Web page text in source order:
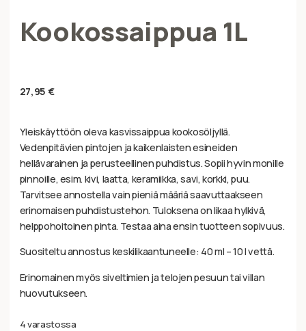
Kookossaippua 1L
27,95 €
Yleiskäyttöön oleva kasvissaippua kookosöljyllä.
Vedenpitävien pintojen ja kaikenlaisten esineiden
hellävarainen ja perusteellinen puhdistus. Sopii hyvin monille
pinnoille, esim. kivi, laatta, keramiikka, savi, korkki, puu.
Tarvitsee annostella vain pieniä määriä saavuttaakseen
erinomaisen puhdistustehon. Tuloksena on likaa hylkivä,
helppohoitoinen pinta. Testaa aina ensin tuotteen sopivuus.
Suositeltu annostus keskilikaantuneelle: 40 ml – 10 l vettä.
Erinomainen myös siveltimien ja telojen pesuun tai villan
huovutukseen.
4 varastossa